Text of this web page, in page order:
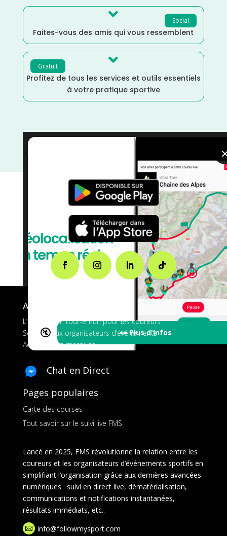
Social

Faites-vous des amis qui vous ressemblent
Gratuit 
Profitez de tous les services et outils essentiels
à votre pratique sportive
🔇 👀 Plus d'Infos
Trail
Distance Marathon/courses
A propos de FMS
L’application tout-en-un pour les coureurs
Services aux organisateurs d’événements
Ads pour les marques
Chat en Direct
Pages populaires
Carte des courses
Tout savoir sur le suivi live FMS
Lancé en 2025, FMS révolutionne la relation entre les
coureurs et les organisateurs d’événements sportifs en
simplifiant l’organisation grâce aux dernières avancées
numériques : suivi en direct live, dématérialisation,
communications et notifications instantanées,
résultats immédiats, etc..
 info@followmysport.com